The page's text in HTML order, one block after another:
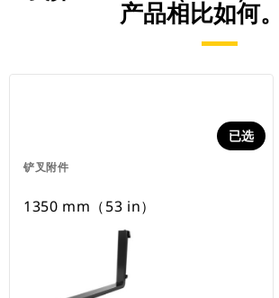
产品相比如何。
铲叉附件
已选
1350 mm（53 in）